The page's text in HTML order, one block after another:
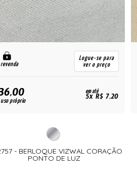
Logue-se para
ver o preço
próprio
em até
5x R$ 7,20
- BERLOQUE VIZWAL CORAÇÃO
PONTO DE LUZ